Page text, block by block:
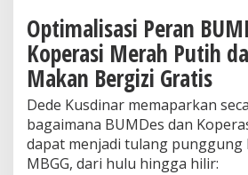
Optimalisasi Peran
Koperasi Merah Putih
Makan Bergizi Gratis
Dede Kusdinar memaparkan
bagaimana BUMDes dan
dapat menjadi tulang
MBGG, dari hulu hingga hilir: